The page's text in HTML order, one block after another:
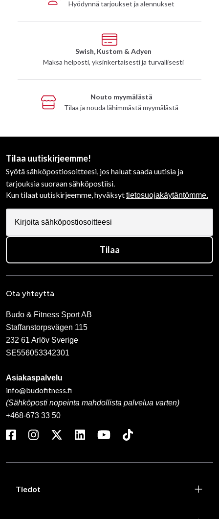
Hyödynnä tarjoukset ja alennukset
Swish, Kustom & Adyen
Maksa helposti, yksinkertaisesti ja turvallisesti
Nouto myymälästä
Tilaa ja nouda lähimmästä myymälästä
Tilaa uutiskirjeemme!
Syötä sähköpostiosoitteesi, jos haluat saada uutisia ja
tarjouksia suoraan sähköpostiisi.
Kun tilaat uutiskirjeemme, hyväksyttietosuojakäytäntömme.
Tilaa
Ota yhteyttä
Budo & Fitness Sport AB
Staffanstorpsvägen 115
232 61 Arlöv Sverige
SE556053342301
Asiakaspalvelu
info@budofitness.fi
(Sähköposti nopeinta mahdollista palvelua varten)
+468-673 33 50
Tiedot